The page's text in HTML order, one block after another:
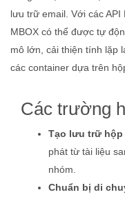
lưu trữ email. Với các API
MBOX có thể được tự
mô lớn, cải thiện tính lặp
các container dựa trên
Các trường
Tạo lưu trữ
phát từ tài liệu
nhóm.
Chuẩn bị di